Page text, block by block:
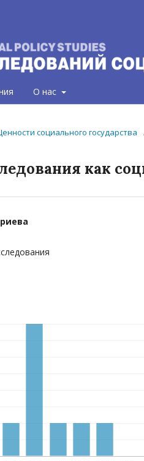
О нас
социального государства
как